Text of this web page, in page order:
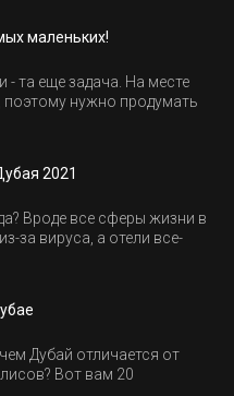
маленьких!
- та еще задача. На месте
поэтому нужно продумать
2021
Вроде все сферы жизни в
за вируса, а отели все-
заезды дают промо-
Дубай отличается от
Вот вам 20